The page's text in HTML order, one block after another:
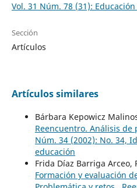
Vol. 31 Núm. 78 (31): Educación
Sección
Artículos
Artículos similares
Bárbara Kepowicz
Reencuentro. Análisis
Núm. 34 (2002): No. 34,
educación
Frida Díaz Barriga Arceo,
Formación y evaluación